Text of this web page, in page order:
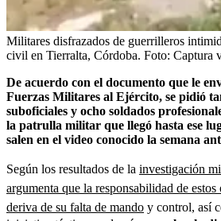
Militares disfrazados de guerrilleros
civil en Tierralta, Córdoba. Foto: Captura
De acuerdo con el documento que le
Fuerzas Militares al Ejército, se pidió
suboficiales y ocho soldados
la patrulla militar que llegó hasta ese
salen en el video conocido la semana
Según los resultados de la investigación
argumenta que la responsabilidad de
deriva de su falta de mando y control, así